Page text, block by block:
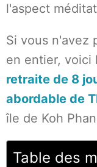
l'aspect
Si vous n'avez
en entier, voici
retraite de 8
abordable de
île de Koh
Table des